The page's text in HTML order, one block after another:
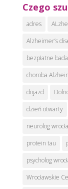
Czego
adres
Alzheimer’s
bezpłatne
choroba
dojazd
dzień otwarty
neurolog
protein tau
psycholog
Wrocławskie